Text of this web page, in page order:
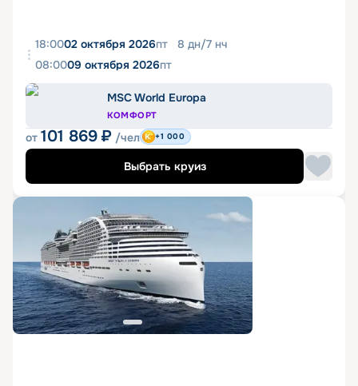
18:0002 октября 2026пт 8 дн/7 нч
08:0009 октября 2026пт
MSC World Europa
КОМФОРТ
от 101 869 ₽ /чел +1 000
Выбрать круиз